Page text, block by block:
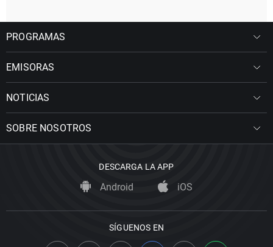
PROGRAMAS
EMISORAS
NOTICIAS
SOBRE NOSOTROS
DESCARGA LA APP
Android iOS
SÍGUENOS EN